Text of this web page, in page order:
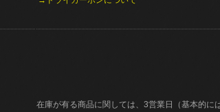
在庫が有る商品に関しては、3営業日（基本的に